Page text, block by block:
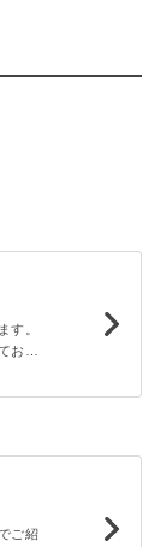
す。
おけ
ご紹